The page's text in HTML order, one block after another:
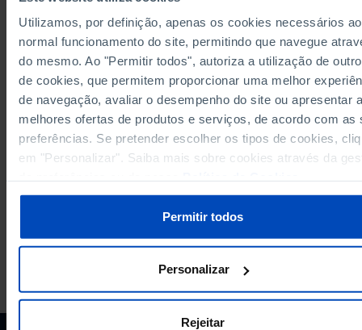
Utilizamos, por definição, apenas os cookies necessários ao
normal funcionamento do site, permitindo que navegue
do mesmo. Ao "Permitir todos", autoriza a utilização de
de cookies, que permitem proporcionar uma melhor
de navegação, avaliar o desempenho do site ou apresentar
melhores ofertas de produtos e serviços, de acordo com as
preferências. Se pretender escolher os tipos de cookies,
em "Personalizar". Saiba mais sobre cookies através da
Permitir todos
Personalizar
Rejeitar
2009
2010
8,479.5
2011
8,419.3
2012
8,460.0
8,512.1
2015
2016
8,674.1
2018
8,863.5
8,995.5
2020
9,148.4
9,210.7
Sources/Entities: INE, PORDATA
Last updated: 2025-10-15
PORDATA IS A PROJECT OF THE FUNDAÇÃO FRANCISCO MANUEL DOS
SUBSCRIBE TO FUNDAÇÃO NEWSLETTER